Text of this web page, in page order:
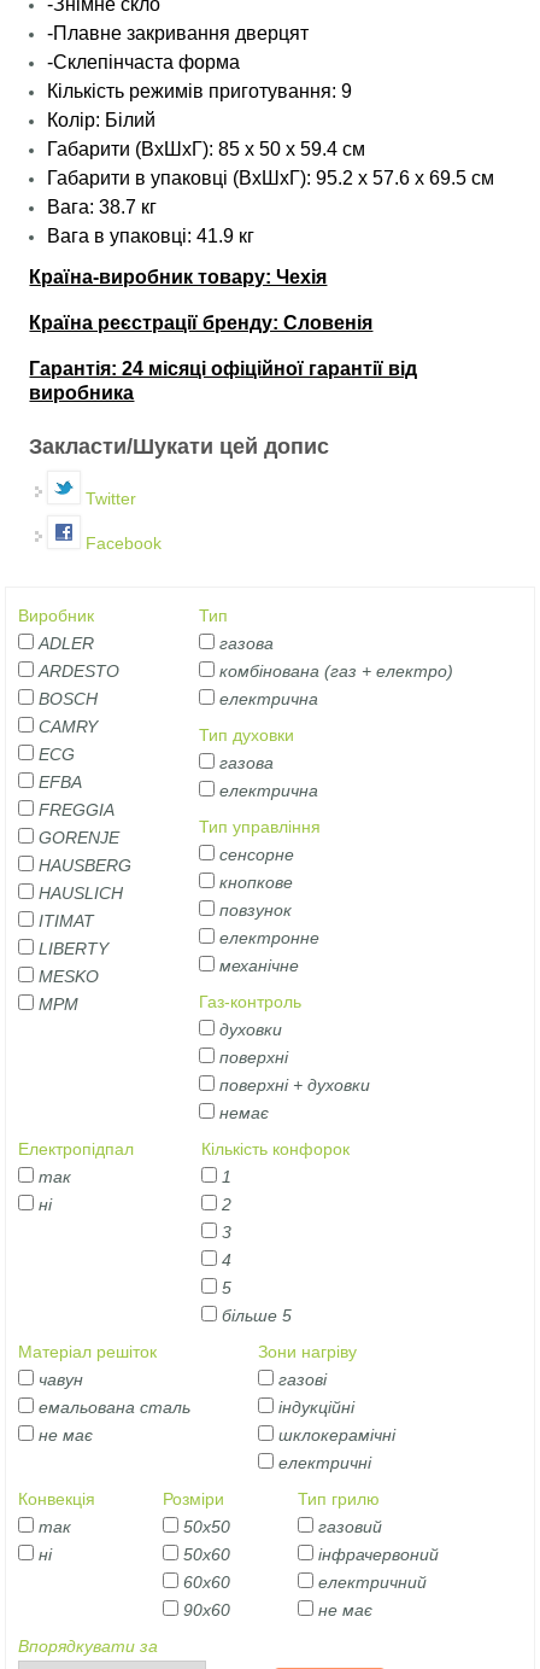
-Знімне скло
-Плавне закривання дверцят
-Склепінчаста форма
Кількість режимів приготування: 9
Колір: Білий
Габарити (ВхШхГ): 85 x 50 x 59.4 см
Габарити в упаковці (ВхШхГ): 95.2 x 57.6 x 69.5 см
Вага: 38.7 кг
Вага в упаковці: 41.9 кг
Країна-виробник товару: Чехія
Країна реєстрації бренду: Словенія
Гарантія: 24 місяці офіційної гарантії від
виробника
Закласти/Шукати цей допис
Twitter
Facebook
Виробник
ADLER
ARDESTO
BOSCH
CAMRY
ECG
EFBA
FREGGIA
GORENJE
HAUSBERG
HAUSLICH
ITIMAT
LIBERTY
MESKO
MPM
Тип
газова
комбінована (газ + електро)
електрична
Тип духовки
газова
електрична
Тип управління
сенсорне
кнопкове
повзунок
електронне
механічне
Газ-контроль
духовки
поверхні
поверхні + духовки
немає
Електропідпал
так
ні
Кількість конфорок
1
2
3
4
5
більше 5
Матеріал решіток
чавун
емальована сталь
не має
Зони нагріву
газові
індукційні
шклокерамічні
електричні
Конвекція
так
ні
Розміри
50х50
50х60
60х60
90х60
Тип грилю
газовий
інфрачервоний
електричний
не має
Впорядкувати за